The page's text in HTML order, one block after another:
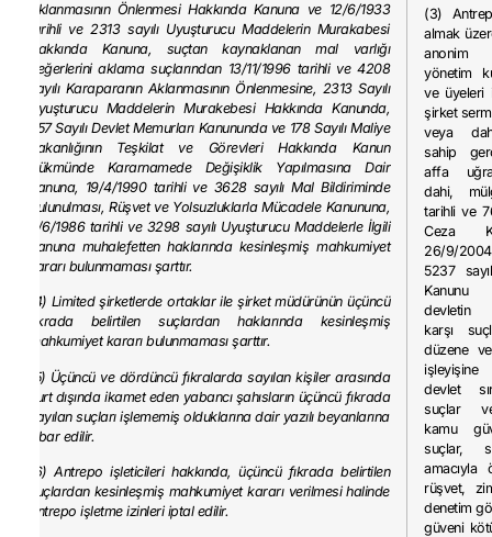
Aklanmasının Önlenmesi Hakkında Kanuna ve 12/6/1933
tarihli ve 2313 sayılı Uyuşturucu Maddelerin Murakabesi
Hakkında Kanuna, suçtan kaynaklanan mal varlığı
değerlerini aklama suçlarından 13/11/1996 tarihli ve 4208
sayılı Karaparanın Aklanmasının Önlenmesine, 2313 Sayılı
Uyuşturucu Maddelerin Murakebesi Hakkında Kanunda,
657 Sayılı Devlet Memurları Kanununda ve 178 Sayılı Maliye
Bakanlığının Teşkilat ve Görevleri Hakkında Kanun
Hükmünde Kararnamede Değişiklik Yapılmasına Dair
Kanuna, 19/4/1990 tarihli ve 3628 sayılı Mal Bildiriminde
Bulunulması, Rüşvet ve Yolsuzluklarla Mücadele Kanununa,
3/6/1986 tarihli ve 3298 sayılı Uyuşturucu Maddelerle İlgili
Kanuna muhalefetten haklarında kesinleşmiş mahkumiyet
kararı bulunmaması şarttır.
(4) Limited şirketlerde ortaklar ile şirket müdürünün üçüncü
fıkrada belirtilen suçlardan haklarında kesinleşmiş
mahkumiyet kararı bulunmaması şarttır.
(5) Üçüncü ve dördüncü fıkralarda sayılan kişiler arasında
yurt dışında ikamet eden yabancı şahısların üçüncü fıkrada
sayılan suçları işlememiş olduklarına dair yazılı beyanlarına
itibar edilir.
(6) Antrepo işleticileri hakkında, üçüncü fıkrada belirtilen
suçlardan kesinleşmiş mahkumiyet kararı verilmesi halinde
antrepo işletme izinleri iptal edilir.
(3)
almak
anonim
yönetim
ve üyeleri
şirket
veya
sahip
affa
dahi,
tarihli ve
Ceza
26/9/
5237
devletin
karşı
düzene
işleyişine
devlet
suçlar
kamu
suçlar,
amacıyla
rüşvet,
denetim
güveni